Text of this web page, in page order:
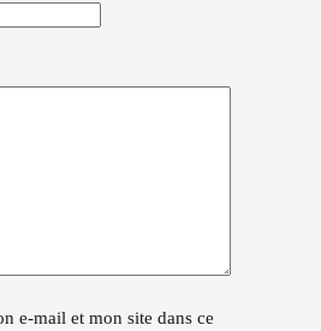
e-mail et mon site dans ce